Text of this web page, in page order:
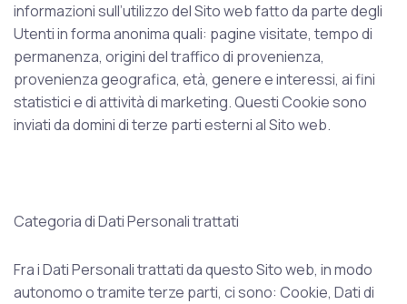
informazioni sull’utilizzo del Sito web fatto da parte degli
Utenti in forma anonima quali: pagine visitate, tempo di
permanenza, origini del traffico di provenienza,
provenienza geografica, età, genere e interessi, ai fini
statistici e di attività di marketing. Questi Cookie sono
inviati da domini di terze parti esterni al Sito web.
Categoria di Dati Personali trattati
Fra i Dati Personali trattati da questo Sito web, in modo
autonomo o tramite terze parti, ci sono: Cookie, Dati di